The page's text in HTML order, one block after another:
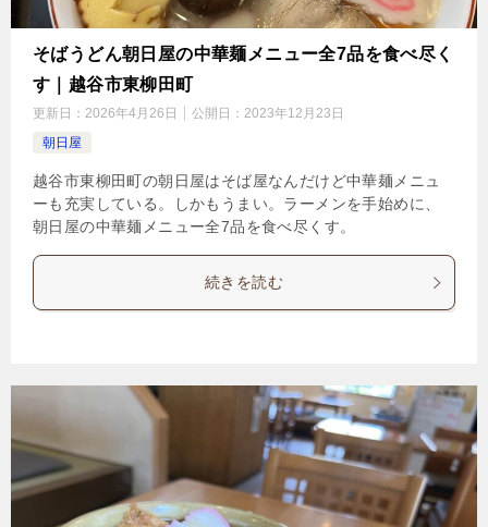
そばうどん朝日屋の中華麺メニュー全7品を食べ尽く
す｜越谷市東柳田町
更新日： 2026年4月26日 公開日： 2023年12月23日
朝日屋
越谷市東柳田町の朝日屋はそば屋なんだけど中華麺メニュ
ーも充実している。しかもうまい。ラーメンを手始めに、
朝日屋の中華麺メニュー全7品を食べ尽くす。
続きを読む